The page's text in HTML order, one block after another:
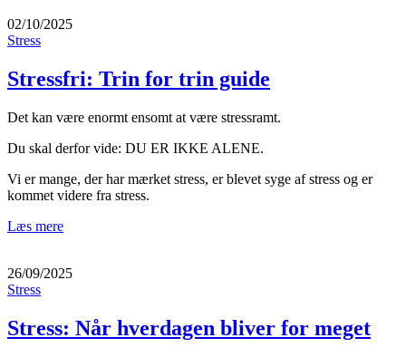
02/10/2025
Stress
Stressfri: Trin for trin guide
Det kan være enormt ensomt at være stressramt.
Du skal derfor vide: DU ER IKKE ALENE.
Vi er mange, der har mærket stress, er blevet syge af stress og er
kommet videre fra stress.
Læs mere
26/09/2025
Stress
Stress: Når hverdagen bliver for meget